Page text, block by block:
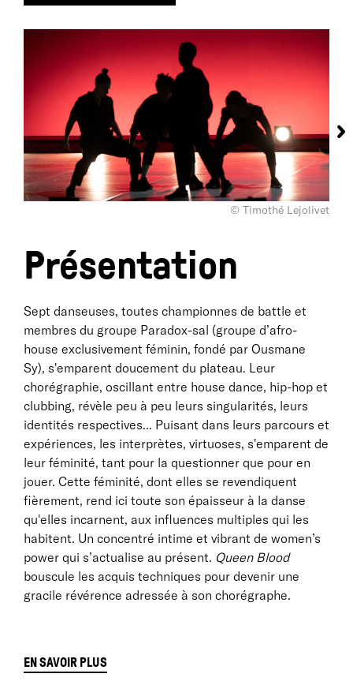
© Timothé Lejolivet
Présentation
Sept danseuses, toutes championnes de battle et
membres du groupe Paradox-sal (groupe d’afro-
house exclusivement féminin, fondé par Ousmane
Sy), s'emparent doucement du plateau. Leur
chorégraphie, oscillant entre house dance, hip-hop et
clubbing, révèle peu à peu leurs singularités, leurs
identités respectives... Puisant dans leurs parcours et
expériences, les interprètes, virtuoses, s'emparent de
leur féminité, tant pour la questionner que pour en
jouer. Cette féminité, dont elles se revendiquent
fièrement, rend ici toute son épaisseur à la danse
qu'elles incarnent, aux influences multiples qui les
habitent. Un concentré intime et vibrant de women’s
power qui s’actualise au présent. Queen Blood
bouscule les acquis techniques pour devenir une
gracile révérence adressée à son chorégraphe.
EN SAVOIR PLUS